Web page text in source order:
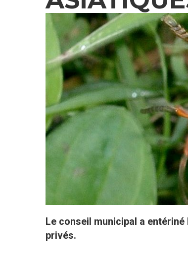
Le conseil municipal a
privés.